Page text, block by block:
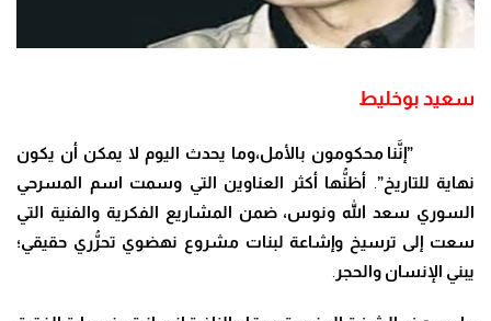
سعيد بوخليط
”إنَّنا محكومون بالأمل،وما يحدث اليوم لا يمكن أن يكون
نهاية للتاريخ”
أظنُّها أكثر العناوين التي وسمت اسم المسرحي
السوري سعد الله ونوس،ضمن المشاريع الفكرية والفنية التي
سعت إلى ترسيخ وإشاعة لبنات مشروع نهضوي تحرُّري حقيقي؛
يبني الإنسان والحجر